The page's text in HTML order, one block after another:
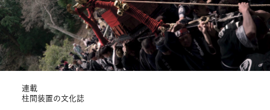
連載
柱間装置の文化誌